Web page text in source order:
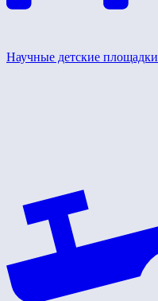
Научные детские площадки